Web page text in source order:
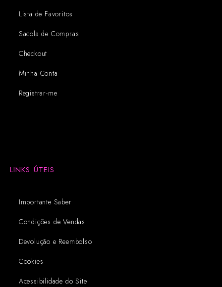
Lista de Favoritos
Sacola de Compras
Checkout
Minha Conta
Registrar-me
LINKS ÚTEIS
Importante Saber
Condições de Vendas
Devolução e Reembolso
Cookies
Acessibilidade do Site